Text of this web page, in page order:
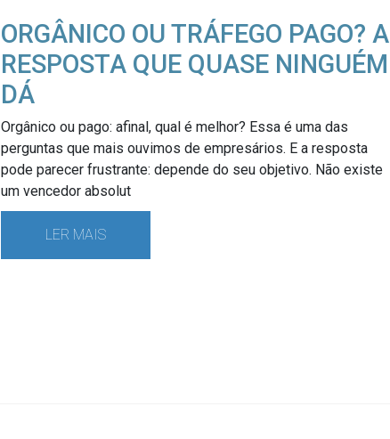
ORGÂNICO OU TRÁFEGO PAGO? A
RESPOSTA QUE QUASE NINGUÉM
DÁ
Orgânico ou pago: afinal, qual é melhor? Essa é uma das
perguntas que mais ouvimos de empresários. E a resposta
pode parecer frustrante: depende do seu objetivo. Não existe
um vencedor absolut
LER MAIS